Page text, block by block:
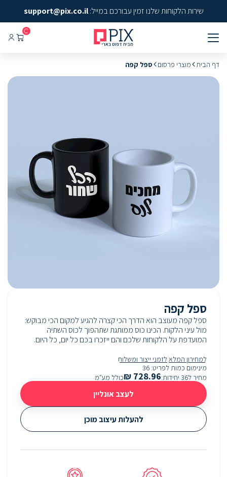
שירות הלקוחות שלנו זמין עבורכם במייל:support@pix.co.il
דף הבית מוצרי פרסום ספל קפה
ספל קפה
ספל קפה מעוצב הוא הדרך הכי קצרה להגיע למקום הכי מבוקש:
מול עיני הלקוח. הכינו כוס ממותגת שתהפוך לכוס השתיה
המועדפת על הלקוחות שלכם והם ייזכרו בכם כל יום, כל היום.
למחירון המלא|לזמני ייצור ומשלוח
מינימום כמות לפריט:
36
מחיר ל36 יחידות
:
728.96
₪כולל מע"מ
לעצב אונליין
להעלות עיצוב מוכן